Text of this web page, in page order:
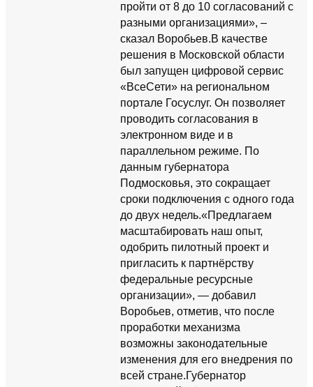
пройти от 8 до 10 согласований с
разными организациями», –
сказал Воробьев.В качестве
решения в Московской области
был запущен цифровой сервис
«ВсеСети» на региональном
портале Госуслуг. Он позволяет
проводить согласования в
электронном виде и в
параллельном режиме. По
данным губернатора
Подмосковья, это сокращает
сроки подключения с одного года
до двух недель.«Предлагаем
масштабировать наш опыт,
одобрить пилотный проект и
пригласить к партнёрству
федеральные ресурсные
организации», — добавил
Воробьев, отметив, что после
проработки механизма
возможны законодательные
изменения для его внедрения по
всей стране.Губернатор